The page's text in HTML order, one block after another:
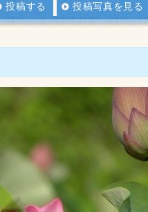
投稿する 投稿写真を見る